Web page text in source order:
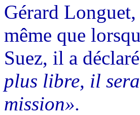
Gérard
même que
Suez, il a
plus libre, il
mission».